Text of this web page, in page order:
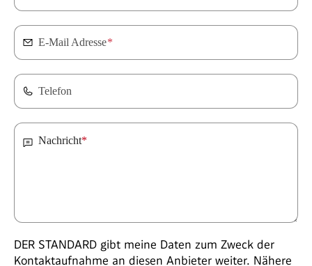
E-Mail Adresse*
Telefon
Nachricht*
DER STANDARD gibt meine Daten zum Zweck der
Kontaktaufnahme an diesen Anbieter weiter. Nähere